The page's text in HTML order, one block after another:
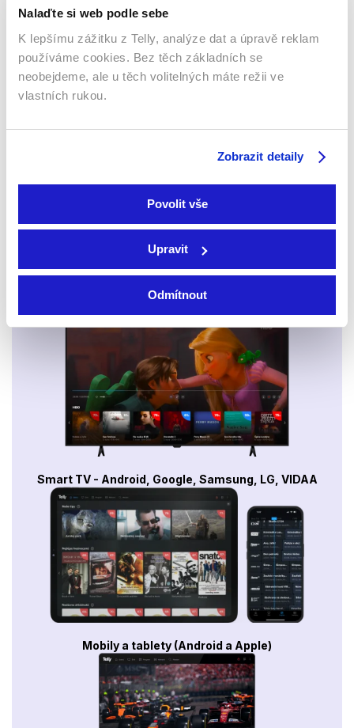
Nalaďte si web podle sebe
K lepšímu zážitku z Telly, analýze dat a úpravě reklam
používáme cookies. Bez těch základních se
neobejdeme, ale u těch volitelných máte režii ve
vlastních rukou.
Zobrazit detaily
Povolit vše
Upravit
Odmítnout
Filmy / Drama
Sledujte kdekoliv až na 6 zařízeních
Sledovat internetovou televizi jde odkudkoliv
Smart TV - Android, Google, Samsung, LG, VIDAA
Mobily a tablety (Android a Apple)